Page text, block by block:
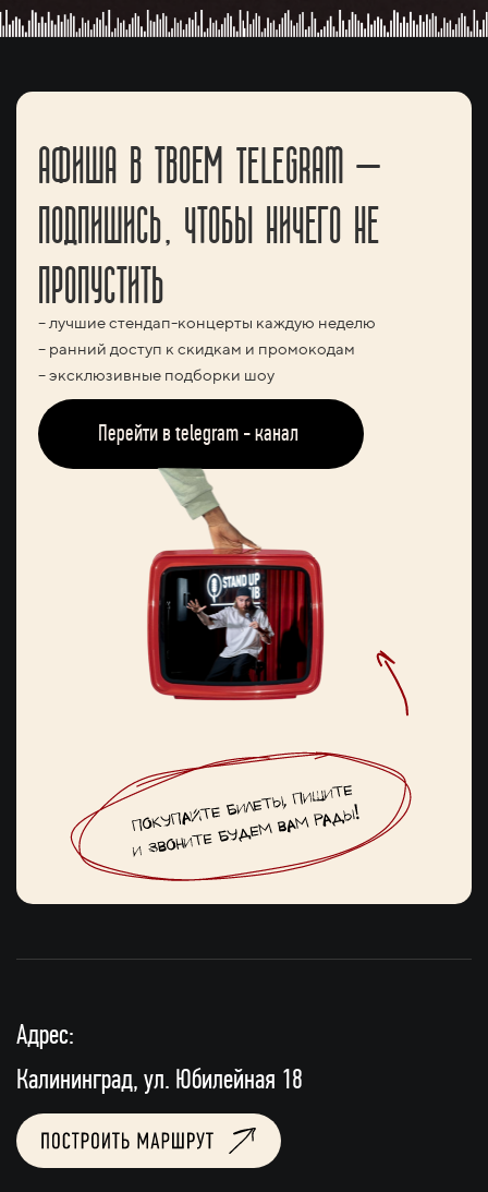
АФИША В ТВОЕМ TELEGRAM —
ПОДПИШИСЬ, ЧТОБЫ НИЧЕГО НЕ
ПРОПУСТИТЬ
– лучшие стендап-концерты каждую неделю
– ранний доступ к скидкам и промокодам
– эксклюзивные подборки шоу
Перейти в telegram - канал
Адрес:
Калининград, ул. Юбилейная 18